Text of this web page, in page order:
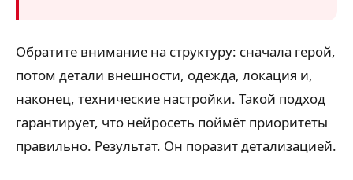
Обратите внимание на структуру: сначала герой,
потом детали внешности, одежда, локация и,
наконец, технические настройки. Такой подход
гарантирует, что нейросеть поймёт приоритеты
правильно. Результат. Он поразит детализацией.